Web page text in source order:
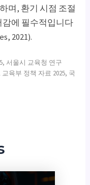
며, 환기 시점 조절
감에 필수적입니다
2021).
서울시 교육청 연구
교육부 정책 자료 2025, 국